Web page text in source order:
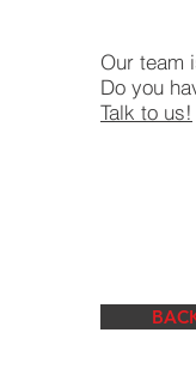
Our team
Do you
Talk to us!